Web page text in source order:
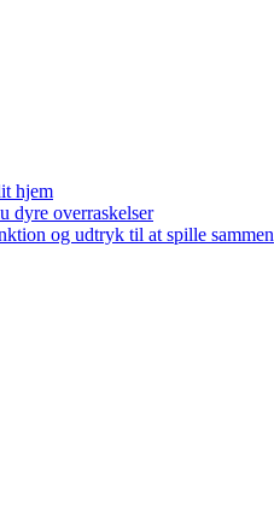
hjem
dyre overraskelser
og udtryk til at spille sammen